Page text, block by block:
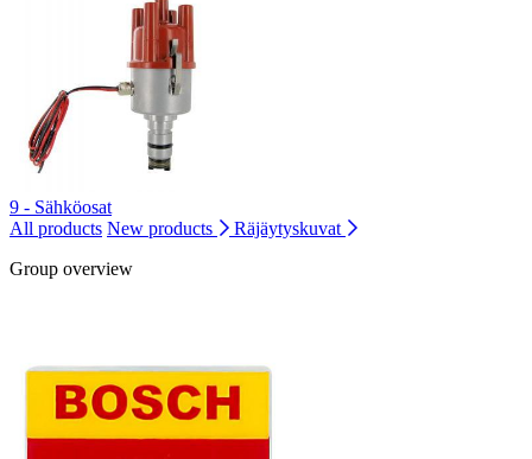
9 - Sähköosat
All products New products
Räjäytyskuvat
Group overview